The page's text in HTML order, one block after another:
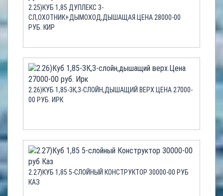
2.25)КУБ 1,85 ДУПЛЕКС 3-
СЛ,ОХОТНИК+ДЫМОХОД,ДЫШАЩАЯ.ЦЕНА 28000-00
РУБ. КИР
2.26)КУБ 1,85-3К,3-СЛОЙН,ДЫШАЩИЙ ВЕРХ.ЦЕНА 27000-
00 РУБ. ИРК
2.27)КУБ 1,85 5-СЛОЙНЫЙ КОНСТРУКТОР 30000-00 РУБ
КАЗ